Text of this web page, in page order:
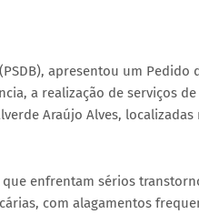
apresentou um Pedido
a realização de serviços de
Araújo Alves, localizadas
enfrentam sérios
com alagamentos